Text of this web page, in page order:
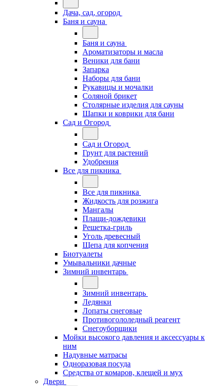
Дача, сад, огород
Баня и сауна
Баня и сауна
Ароматизаторы и масла
Веники для бани
Запарка
Наборы для бани
Рукавицы и мочалки
Соляной брикет
Столярные изделия для сауны
Шапки и коврики для бани
Сад и Огород
Сад и Огород
Грунт для растений
Удобрения
Все для пикника
Все для пикника
Жидкость для розжига
Мангалы
Плащи-дождевики
Решетка-гриль
Уголь древесный
Щепа для копчения
Биотуалеты
Умывальники дачные
Зимний инвентарь
Зимний инвентарь
Ледянки
Лопаты снеговые
Противогололедный реагент
Снегоуборщики
Мойки высокого давления и аксессуары к
ним
Надувные матрасы
Одноразовая посуда
Средства от комаров, клещей и мух
Двери